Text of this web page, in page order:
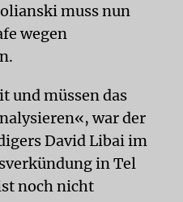
muss nun
wegen
und müssen das
war der
David Libai im
in Tel
noch nicht